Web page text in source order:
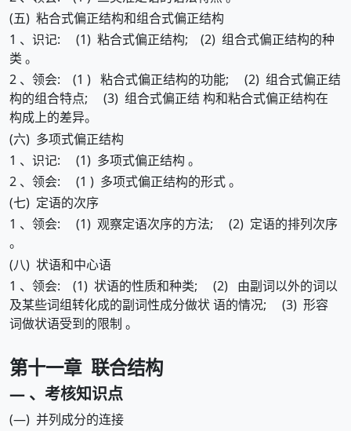
(五) 粘合式偏正结构和组合式偏正结构
1 、识记: (1) 粘合式偏正结构; (2) 组合式偏正结构的种
类 。
2 、领会: (1 ) 粘合式偏正结构的功能; (2) 组合式偏正结
构的组合特点; (3) 组合式偏正结 构和粘合式偏正结构在
构成上的差异。
(六) 多项式偏正结构
1 、识记: (1) 多项式偏正结构 。
2 、领会: (1 ) 多项式偏正结构的形式 。
(七) 定语的次序
1 、领会: (1) 观察定语次序的方法; (2) 定语的排列次序
。
(八) 状语和中心语
1 、领会: (1) 状语的性质和种类; (2) 由副词以外的词以
及某些词组转化成的副词性成分做状 语的情况; (3) 形容
词做状语受到的限制 。
第十一章 联合结构
— 、考核知识点
(—) 并列成分的连接